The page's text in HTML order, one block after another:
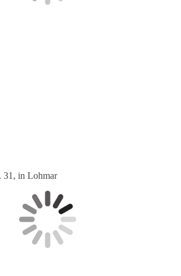
31, in Lohmar